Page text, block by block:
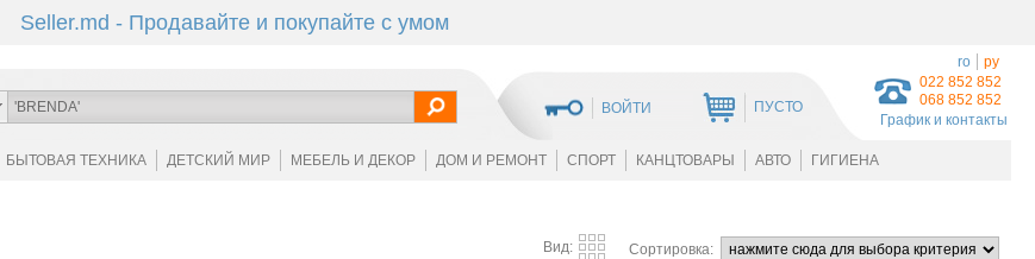
Seller.md - Продавайте и покупайте с умом
022 852 852
068 852 852
График и контакты
ВОЙТИ ПУСТО
ro ру
БЫТОВАЯ ТЕХНИКА ДЕТСКИЙ МИР МЕБЕЛЬ И ДЕКОР ДОМ И РЕМОНТ СПОРТ КАНЦТОВАРЫ АВТО ГИГИЕНА
Вид: Сортировка: